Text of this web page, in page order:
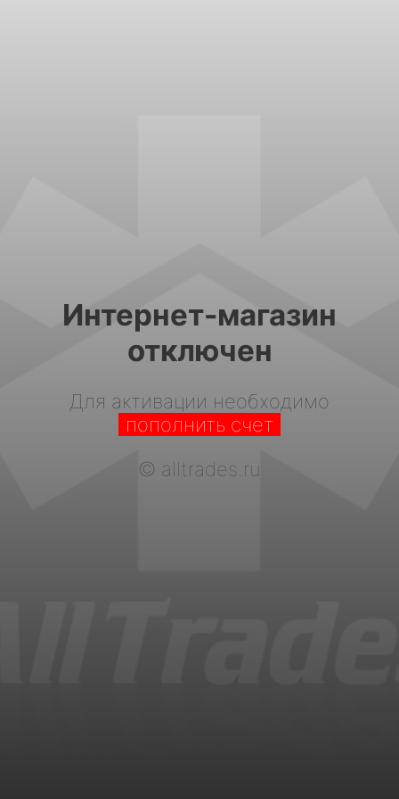
Интернет-магазин
отключен
Для активации необходимо
пополнить счет
© alltrades.ru